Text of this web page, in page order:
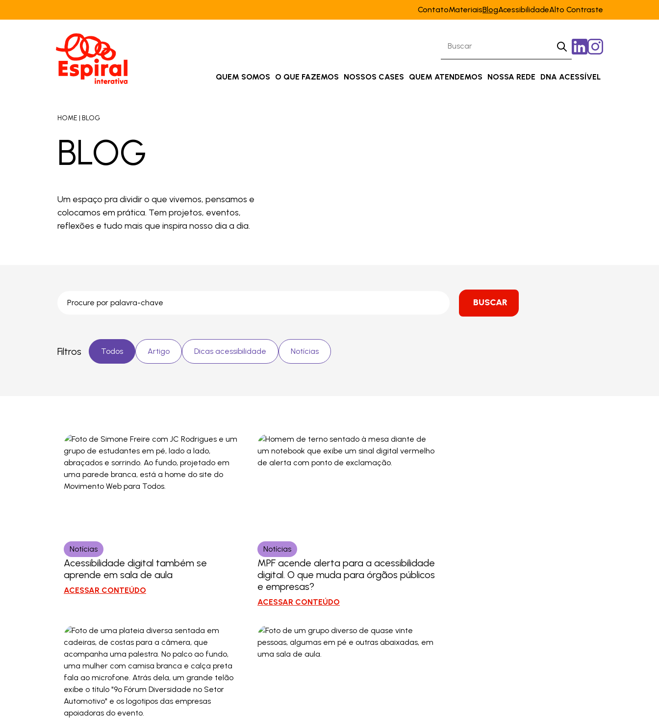
ContatoMateriaisBlogAcessibilidadeAlto Contraste
QUEM SOMOS O QUE FAZEMOS NOSSOS CASES QUEM ATENDEMOS NOSSA REDE DNA ACESSÍVEL
HOME | BLOG
BLOG
Um espaço pra dividir o que vivemos, pensamos e
colocamos em prática. Tem projetos, eventos,
reflexões e tudo mais que inspira nosso dia a dia.
BUSCAR
Filtros Todos Artigo Dicas acessibilidade Notícias
Notícias
Acessibilidade digital também se
aprende em sala de aula
ACESSAR CONTEÚDO
Notícias
MPF acende alerta para a acessibilidade
digital. O que muda para órgãos públicos
e empresas?
ACESSAR CONTEÚDO